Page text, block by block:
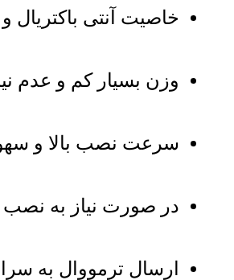
خاصیت آنتی
وزن بسیار کم و عدم
سرعت نصب بالا و سهولت در نصب
در صورت نیاز به نصب ترمووال 12 سانت کد 1250 سفید براق نصاب
ارسال ترمووال به